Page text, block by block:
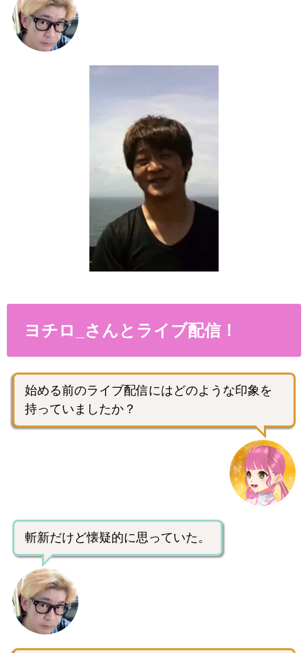
ヨチロ_さんとライブ配信！
始める前のライブ配信にはどのような印象を
持っていましたか？
斬新だけど懐疑的に思っていた。